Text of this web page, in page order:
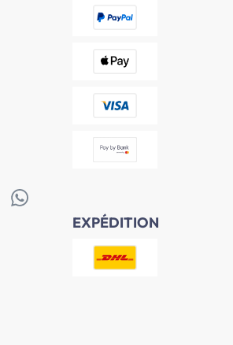
EXPÉDITION